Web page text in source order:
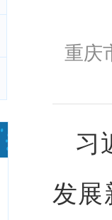
重庆
习
发展